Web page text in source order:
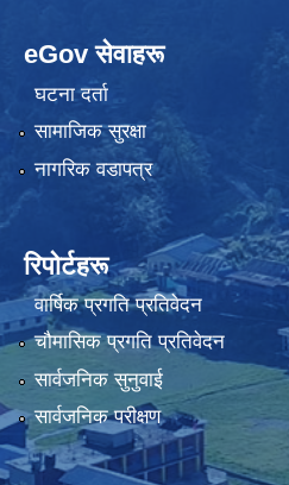
eGov सेवाहरू
घटना दर्ता
सामाजिक सुरक्षा
नागरिक वडापत्र
रिपोर्टहरू
वार्षिक प्रगति प्रतिवेदन
चौमासिक प्रगति प्रतिवेदन
सार्वजनिक सुनुवाई
सार्वजनिक परीक्षण